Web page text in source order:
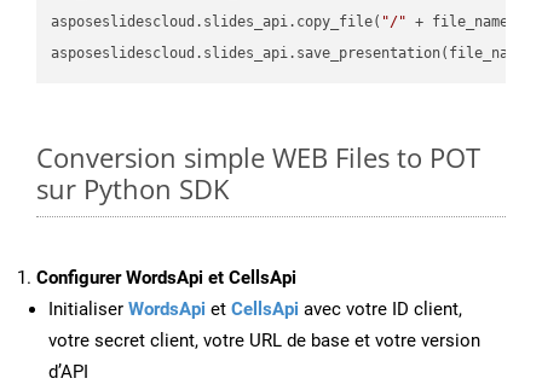
asposeslidescloud.slides_api.copy_file( "/" + file_name,
Conversion simple WEB Files to POT
sur Python SDK
Configurer WordsApi et CellsApi
Initialiser WordsApi et CellsApi avec votre ID client,
votre secret client, votre URL de base et votre version
d’API